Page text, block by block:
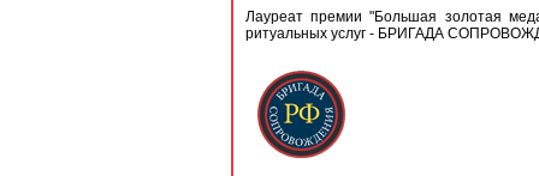
Лауреат премии "Большая золотая
ритуальных услуг - БРИГАДА